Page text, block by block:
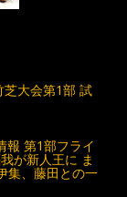
芝大会第1部 試
報 第1部フライ
が新人王に ま
集、藤田との一